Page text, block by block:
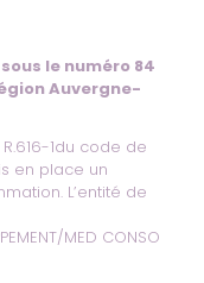
le numéro 84
Auvergne-
1du code de
en place un
L’entité de
MED CONSO